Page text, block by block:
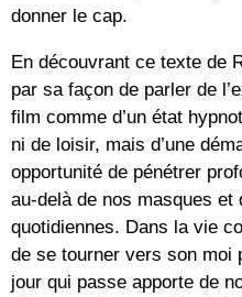
donner le cap.
En découvrant ce texte de
par sa façon de parler de
film comme d’un état
ni de loisir, mais d’une
opportunité de pénétrer
au-delà de nos masques et
quotidiennes. Dans la vie
de se tourner vers son moi
jour qui passe apporte de